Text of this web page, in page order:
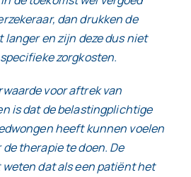
dan drukken de
en zijn deze dus niet
zorgkosten.
voor aftrek van
is dat de belastingplichtige
heeft kunnen voelen
therapie te doen. De
dat als een patiënt het